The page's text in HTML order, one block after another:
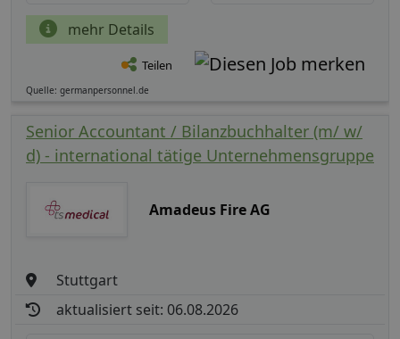
mehr Details
Teilen
Quelle: germanpersonnel.de
Senior Accountant / Bilanzbuchhalter (m/ w/
d) - international tätige Unternehmensgruppe
Amadeus Fire AG
Stuttgart
aktualisiert seit: 06.08.2026